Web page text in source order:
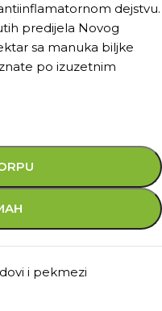
dejstvu.
predijela Novog
sa manuka biljke
po izuzetnim
i pekmezi